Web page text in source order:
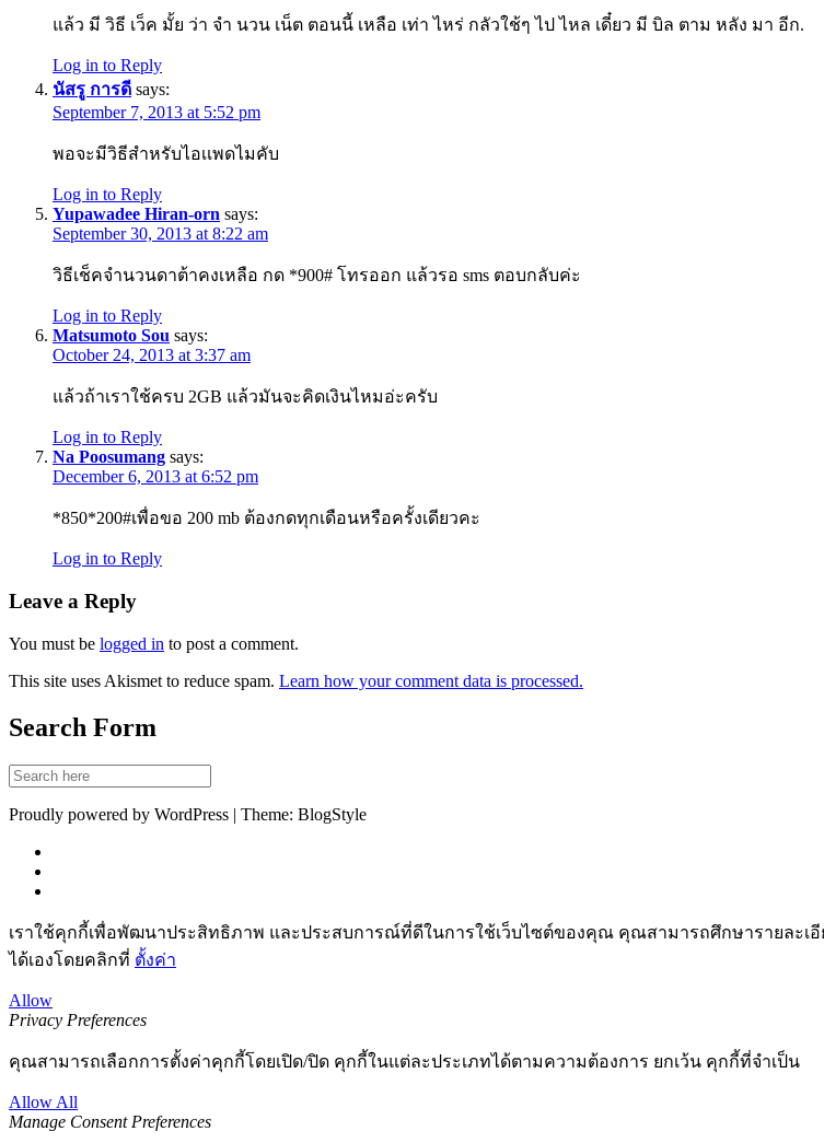
แล้ว มี วิธี เว็ค มั้ย ว่า จำ นวน เน็ต ตอนนี้ เหลือ เท่า ไหร่ กลัวใช้ๆ ไป ไหล เดี๋ยว มี บิล ตาม หลัง มา อีก.
Log in to Reply
นัสรู การดี says:
September 7, 2013 at 5:52 pm
พอจะมีวิธีสำหรับไอเเพดไมคับ
Log in to Reply
Yupawadee Hiran-orn says:
September 30, 2013 at 8:22 am
วิธีเช็คจำนวนดาต้าคงเหลือ กด *900# โทรออก แล้วรอ sms ตอบกลับค่ะ
Log in to Reply
Matsumoto Sou says:
October 24, 2013 at 3:37 am
แล้วถ้าเราใช้ครบ 2GB แล้วมันจะคิดเงินไหมอ่ะครับ
Log in to Reply
Na Poosumang says:
December 6, 2013 at 6:52 pm
*850*200#เพื่อขอ 200 mb ต้องกดทุกเดือนหรือครั้งเดียวคะ
Log in to Reply
Leave a Reply
You must be logged in to post a comment.
This site uses Akismet to reduce spam. Learn how your comment data is processed.
Search Form
Proudly powered by WordPress | Theme: BlogStyle
เราใช้คุกกี้เพื่อพัฒนาประสิทธิภาพ และประสบการณ์ที่ดีในการใช้เว็บไซต์ของคุณ คุณสามารถศึกษารายละเอี
ได้เองโดยคลิกที่ ตั้งค่า
Allow
Privacy Preferences
คุณสามารถเลือกการตั้งค่าคุกกี้โดยเปิด/ปิด คุกกี้ในแต่ละประเภทได้ตามความต้องการ ยกเว้น คุกกี้ที่จำเป็น
Allow All
Manage Consent Preferences